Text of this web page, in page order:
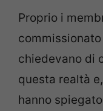
Proprio i
chiedevano di
questa realtà
hanno